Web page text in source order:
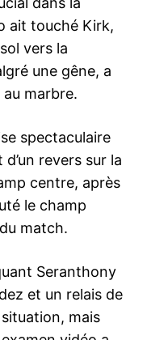
ait touché Kirk,
vers la
une gêne, a
marbre.
spectaculaire
revers sur la
centre, après
le champ
match.
Seranthony
et un relais de
mais